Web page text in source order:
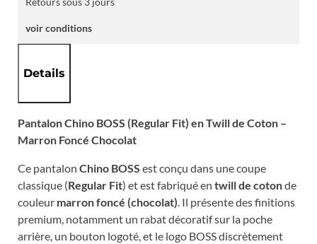
voir conditions
Details
Pantalon Chino BOSS (Regular Fit) en Twill de Coton –
Marron Foncé Chocolat
Ce pantalonChino BOSS est conçu dans une coupe
classique (Regular Fit) et est fabriqué entwill de cotonde
couleur marron foncé (chocolat). Il présente des finitions
premium, notamment un rabat décoratif sur la poche
arrière, un bouton logoté, et le logo BOSS discrètement